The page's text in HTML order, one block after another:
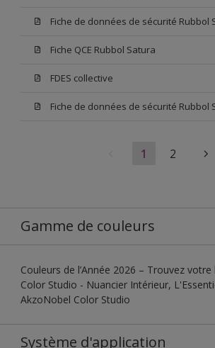
Fiche de données de sécurité Rubbol
Fiche QCE Rubbol Satura
FDES collective
1 2
Gamme de couleurs
Couleurs de l’Année 2026 – Trouvez
Color Studio - Nuancier Intérieur,
AkzoNobel Color Studio
Système d'application